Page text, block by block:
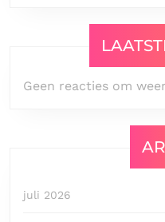
Geen reacties om
juli 2026